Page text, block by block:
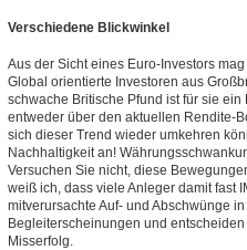
Verschiedene Blickwinkel
Aus der Sicht eines Euro-Investors
Global orientierte Investoren aus
schwache Britische Pfund ist für sie
entweder über den aktuellen Rendite-
sich dieser Trend wieder umkehren
Nachhaltigkeit an!
Versuchen Sie nicht, diese
weiß ich, dass viele Anleger damit fast
mitverursachte Auf- und Abschwünge
Begleiterscheinungen und
Misserfolg.